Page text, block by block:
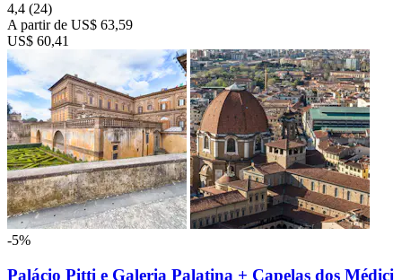
4,4 (24)
A partir de US$ 63,59
US$ 60,41
-5%
Palácio Pitti e Galeria Palatina + Capelas dos Médici